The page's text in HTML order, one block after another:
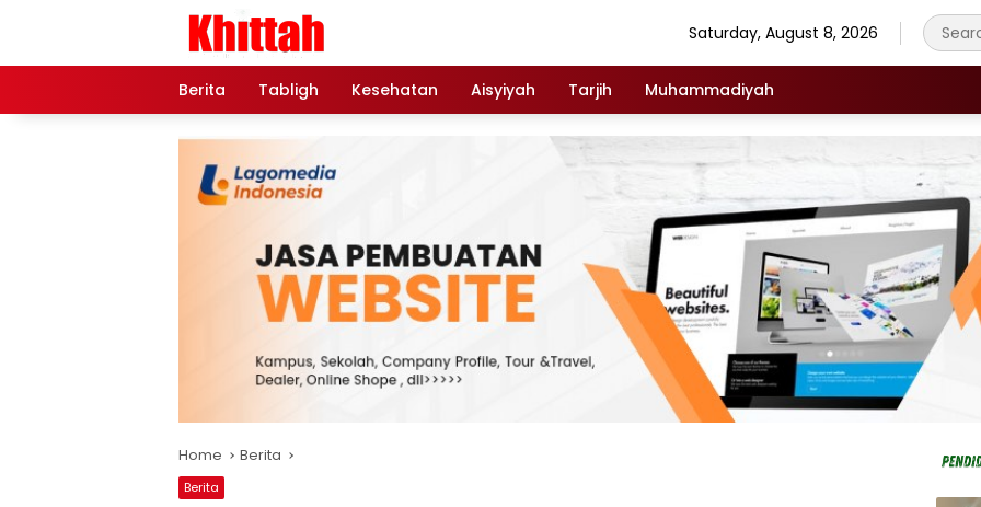
Saturday, August 8, 2026
Berita Tabligh Kesehatan Aisyiyah Tarjih Muhammadiyah
Home Berita
Berita